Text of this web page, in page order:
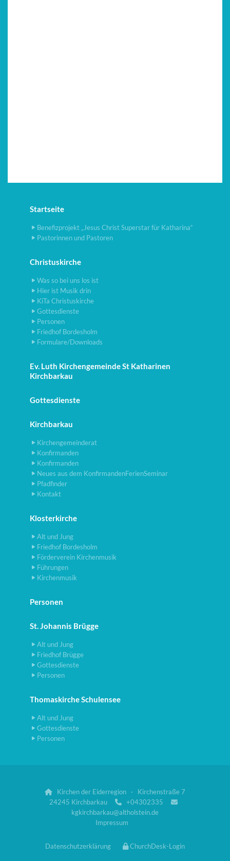
Startseite
Benefizprojekt „Jesus Christ Superstar für Katharina“
Pastorinnen und Pastoren
Christuskirche
Was so bei uns los ist
Hier ist Musik drin
KiTa Christuskirche
Gottesdienste
Personen
Friedhof Bordesholm
Formulare/Downloads
Ev. Luth Kirchengemeinde St Katharinen
Kirchbarkau
Gottesdienste
Kirchbarkau
Kirchengemeinderat
Konfirmanden
Konfirmanden
Neues aus dem KonfirmandenFerienSeminar
Pfadfinder
Kontakt
Klosterkirche
Alt und Jung
Friedhof Bordesholm
Förderverein Kirchenmusik
Führungen
Kirchenmusik
Personen
St. Johannis Brügge
Alt und Jung
Friedhof Brügge
Gottesdienste
Personen
Thomaskirche Schulensee
Alt und Jung
Gottesdienste
Personen

Kirchen der Eiderregion · Kirchenstraße 7
24245 Kirchbarkau
 +04302335 
kgkirchbarkau@altholstein.de
Impressum
Datenschutzerklärung ChurchDesk-Login